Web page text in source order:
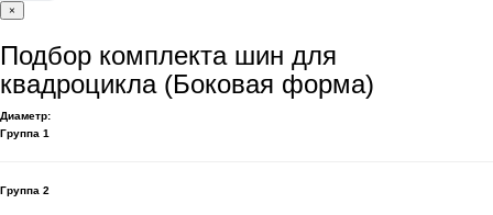
×
Подбор комплекта шин для
квадроцикла (Боковая форма)
Диаметр:
Группа 1
Группа 2